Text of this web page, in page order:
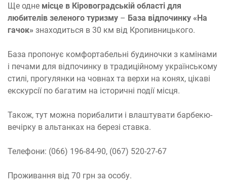
Ще одне місце в Кіровоградській області для
любителів зеленого туризму – База відпочинку «На
гачок» знаходиться в 30 км від Кропивницького.
База пропонує комфортабельні будиночки з камінами
і печами для відпочинку в традиційному українському
стилі, прогулянки на човнах та верхи на конях, цікаві
екскурсії по багатим на історичні події місця.
Також, тут можна порибалити і влаштувати барбекю-
вечірку в альтанках на березі ставка.
Телефони: (066) 196-84-90, (067) 520-27-67
Проживання від 70 грн за особу.